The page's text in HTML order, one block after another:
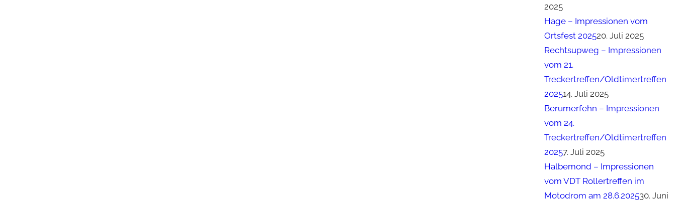
2025
Hage – Impressionen vom
Ortsfest 202520. Juli 2025
Rechtsupweg – Impressionen
vom 21.
Treckertreffen/Oldtimertreffen
202514. Juli 2025
Berumerfehn – Impressionen
vom 24.
Treckertreffen/Oldtimertreffen
20257. Juli 2025
Halbemond – Impressionen
vom VDT Rollertreffen im
Motodrom am 28.6.202530. Juni